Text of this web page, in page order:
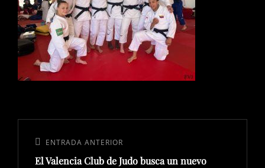
entradas
Entrada
anterior:
ENTRADA ANTERIOR
El Valencia Club de Judo busca un nuevo